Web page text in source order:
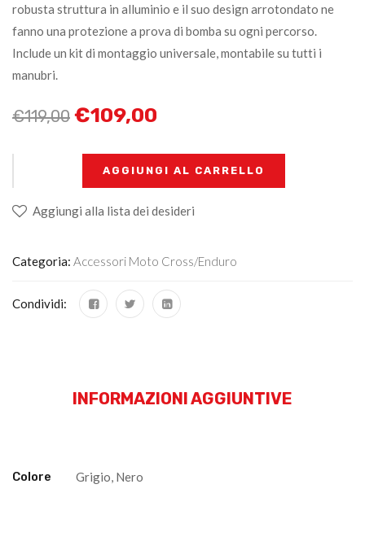
robusta struttura in alluminio e il suo design arrotondato ne
fanno una protezione a prova di bomba su ogni percorso.
Include un kit di montaggio universale, montabile su tutti i
manubri.
€119,00 €109,00
AGGIUNGI AL CARRELLO
Aggiungi alla lista dei desideri
Categoria: Accessori Moto Cross/enduro
Condividi:
INFORMAZIONI AGGIUNTIVE
Colore Grigio, Nero